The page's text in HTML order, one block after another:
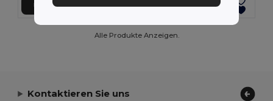
In den Warenkorb
Alle Produkte Anzeigen.
Kontaktieren Sie uns